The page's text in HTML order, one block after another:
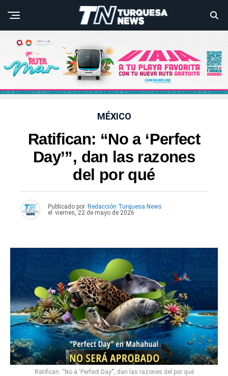
MÉXICO
Ratifican: “No a ‘Perfect
Day’”, dan las razones
del por qué
Publicado por Redacción Turquesa News
el viernes, 22 de mayo de 2026
Ratifican: “No a ‘Perfect Day’”, dan las razones del por qué